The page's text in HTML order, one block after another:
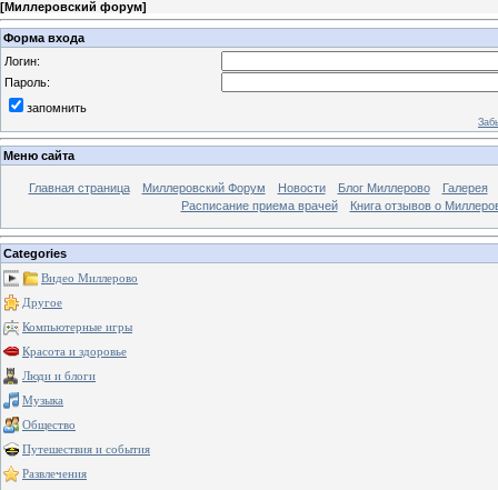
[Миллеровский форум]
Форма входа
Логин:
Пароль:
запомнить
Меню сайта
Главная страница Миллеровский Форум Новости Блог Миллерово
Галерея
Расписание приема врачей
Книга отзывов о
Categories
Видео Миллерово
Другое
Компьютерные игры
Красота и здоровье
Люди и блоги
Музыка
Общество
Путешествия и события
Развлечения